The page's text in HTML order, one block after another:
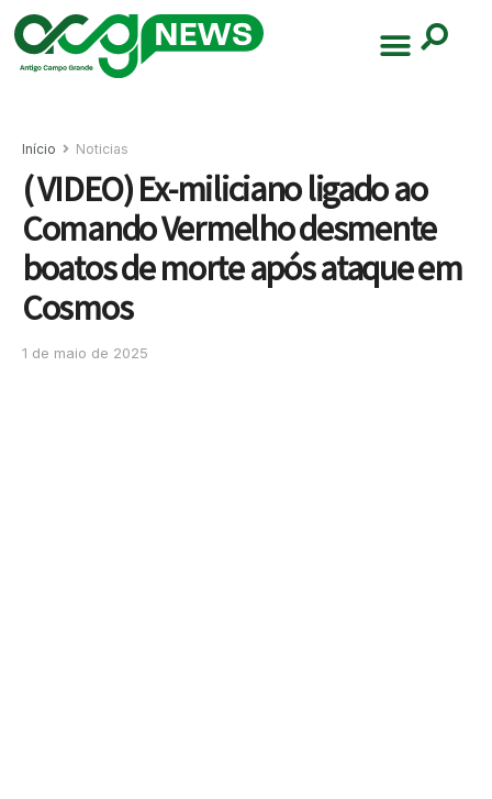
Início Noticias
( VIDEO) Ex-miliciano ligado ao
Comando Vermelho desmente
boatos de morte após ataque em
Cosmos
1 de maio de 2025